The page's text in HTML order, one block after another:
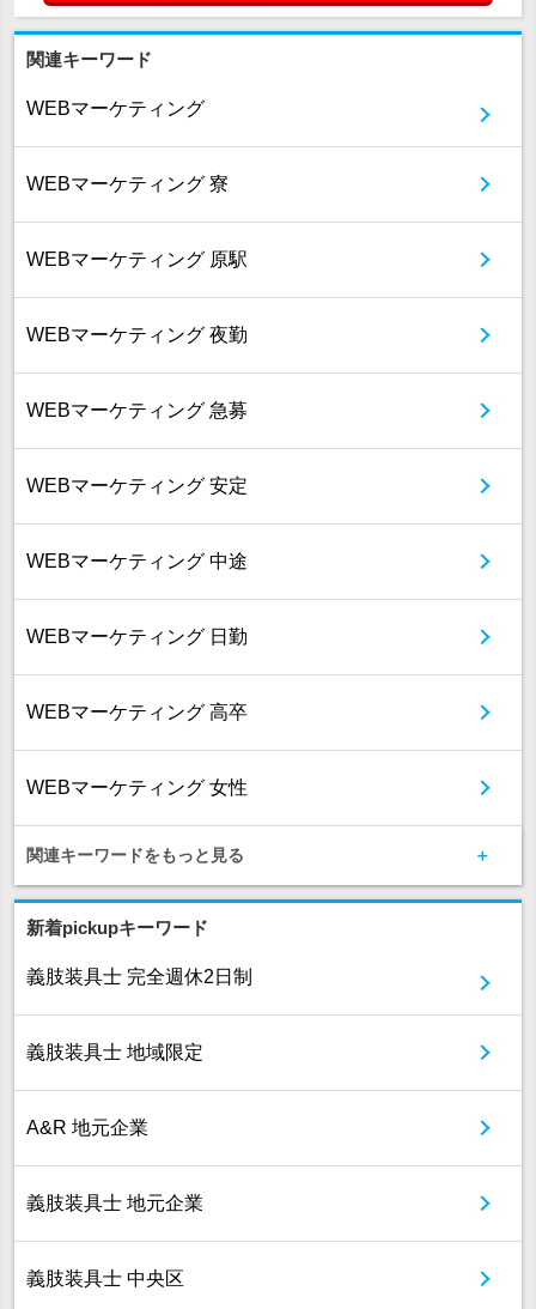
関連キーワード
WEBマーケティング
WEBマーケティング 寮
WEBマーケティング 原駅
WEBマーケティング 夜勤
WEBマーケティング 急募
WEBマーケティング 安定
WEBマーケティング 中途
WEBマーケティング 日勤
WEBマーケティング 高卒
WEBマーケティング 女性
関連キーワードをもっと見る
新着pickupキーワード
義肢装具士 完全週休2日制
義肢装具士 地域限定
A&R 地元企業
義肢装具士 地元企業
義肢装具士 中央区